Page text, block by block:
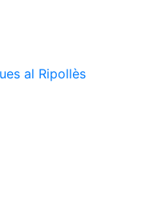
al Ripollès